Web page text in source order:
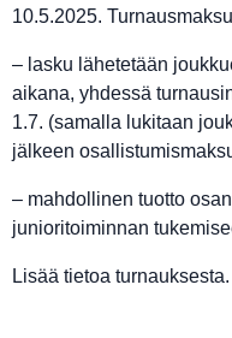
10.5.2025.
– lasku lähetetään
aikana, yhdessä
1.7. (samalla lukitaan
jälkeen
– mahdollinen tuotto
junioritoiminnan
Lisää tietoa turnauksesta.